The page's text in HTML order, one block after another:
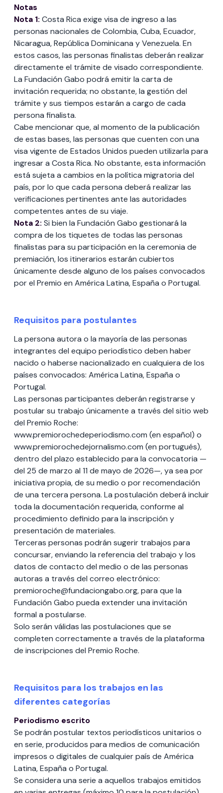
Notas
Nota 1: Costa Rica exige visa de ingreso a las
personas nacionales de Colombia, Cuba, Ecuador,
Nicaragua, República Dominicana y Venezuela. En
estos casos, las personas finalistas deberán realizar
directamente el trámite de visado correspondiente.
La Fundación Gabo podrá emitir la carta de
invitación requerida; no obstante, la gestión del
trámite y sus tiempos estarán a cargo de cada
persona finalista.
Cabe mencionar que, al momento de la publicación
de estas bases, las personas que cuenten con una
visa vigente de Estados Unidos pueden utilizarla para
ingresar a Costa Rica. No obstante, esta información
está sujeta a cambios en la política migratoria del
país, por lo que cada persona deberá realizar las
verificaciones pertinentes ante las autoridades
competentes antes de su viaje.
Nota 2: Si bien la Fundación Gabo gestionará la
compra de los tiquetes de todas las personas
finalistas para su participación en la ceremonia de
premiación, los itinerarios estarán cubiertos
únicamente desde alguno de los países convocados
por el Premio en América Latina, España o Portugal.
Requisitos para postulantes
La persona autora o la mayoría de las personas
integrantes del equipo periodístico deben haber
nacido o haberse nacionalizado en cualquiera de los
países convocados: América Latina, España o
Portugal.
Las personas participantes deberán registrarse y
postular su trabajo únicamente a través del sitio web
del Premio Roche:
www.premiorochedeperiodismo.com (en español) o
www.premiorochedejornalismo.com (en portugués),
dentro del plazo establecido para la convocatoria —
del 25 de marzo al 11 de mayo de 2026—, ya sea por
iniciativa propia, de su medio o por recomendación
de una tercera persona. La postulación deberá incluir
toda la documentación requerida, conforme al
procedimiento definido para la inscripción y
presentación de materiales.
Terceras personas podrán sugerir trabajos para
concursar, enviando la referencia del trabajo y los
datos de contacto del medio o de las personas
autoras a través del correo electrónico:
premioroche@fundaciongabo.org, para que la
Fundación Gabo pueda extender una invitación
formal a postularse.
Solo serán válidas las postulaciones que se
completen correctamente a través de la plataforma
de inscripciones del Premio Roche.
Requisitos para los trabajos en las
diferentes categorías
Periodismo escrito
Se podrán postular textos periodísticos unitarios o
en serie, producidos para medios de comunicación
impresos o digitales de cualquier país de América
Latina, España o Portugal.
Se considera una serie a aquellos trabajos emitidos